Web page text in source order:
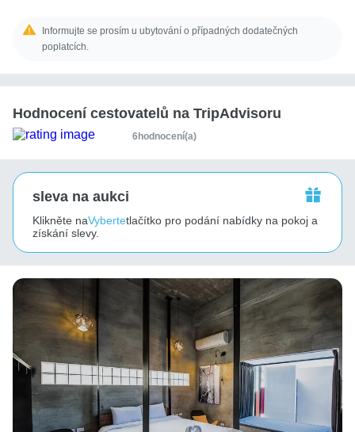
Informujte se prosím u ubytování o případných dodatečných
poplatcích.
Hodnocení cestovatelů na TripAdvisoru
6hodnocení(a)
sleva na aukci
Klikněte naVybertetlačítko pro podání nabídky na pokoj a
získání slevy.